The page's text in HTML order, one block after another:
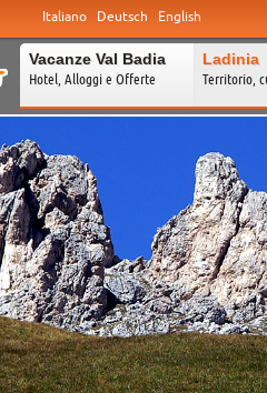
Italiano Deutsch English
Vacanze Val Badia
Hotel, Alloggi e Offerte
Ladinia
Territorio,